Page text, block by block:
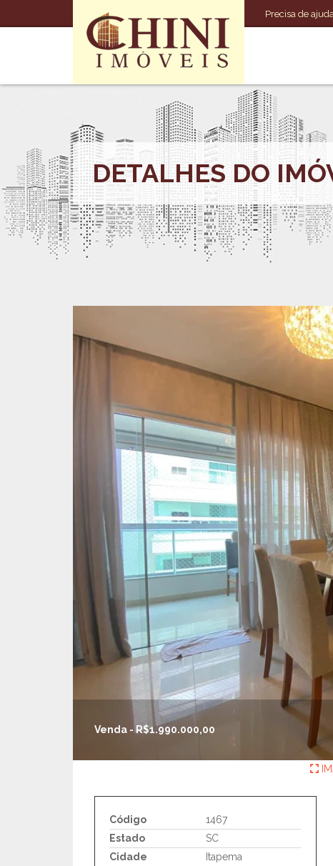
Precisa de
DETALHES DO
Venda - R$1.990.000,00
Código
1467
Estado
SC
Cidade
Itapema